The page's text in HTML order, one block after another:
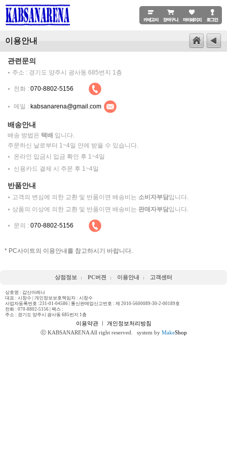
이용안내
관련문의
주소 : 경기도 양주시 광사동 685번지 1층
전화 : 070-8802-5156
메일 : kabsanarena@gmail.com
배송안내
배송 방법은 택배 입니다.
주문하신 날로부터 1~4일 안에 받을 수 있습니다.
온라인 입금시 입금 확인 후 1~4일
신용카드 결제 시 주문 후 1~4일
반품안내
고객의 변심에 의한 교환 및 반품이면 배송비는 소비자부담입니다.
상품의 이상에 의한 교환 및 반품이면 배송비는 판매자부담입니다.
문의 : 070-8802-5156
* PC사이트의 이용안내를 참고하시기 바랍니다.
상점정보 PC버젼 이용안내 고객센터
상호명 : 갑산아레나
대표 : 시창수 | 개인정보보호책임자 : 시창수
사업자등록번호 :231-01-04586 | 통신판매업신고번호 : 제 2010-5600089-30-2-00189호
전화 : 070-8802-5156 | 팩스 :
주소 : 경기도 양주시 광사동 685번지 1층
이용약관ㅣ 개인정보처리방침
ⓒ KABSANARENA All right reserved.
system by MakeShop